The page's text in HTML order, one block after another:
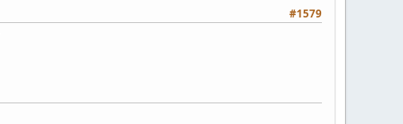
#1579